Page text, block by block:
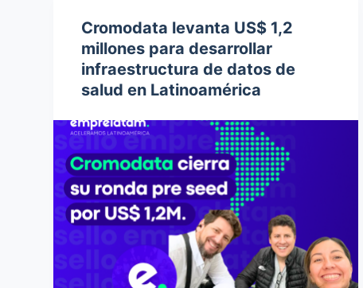
Cromodata levanta US$ 1,2
millones para desarrollar
infraestructura de datos de
salud en Latinoamérica